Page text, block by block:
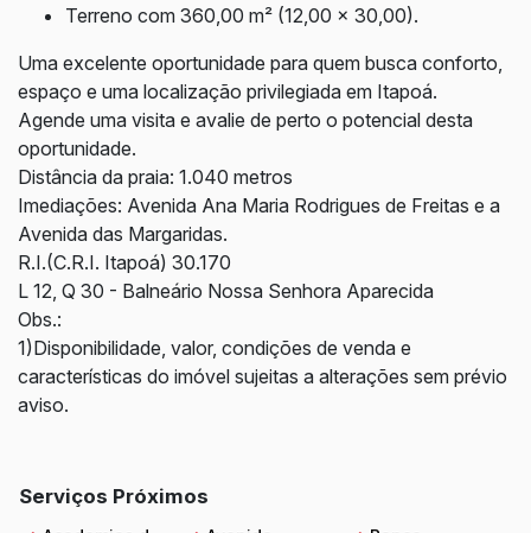
Terreno com 360,00 m² (12,00 x 30,00).
Uma excelente oportunidade para quem busca conforto,
espaço e uma localização privilegiada em Itapoá.
Agende uma visita e avalie de perto o potencial desta
oportunidade.
Distância da praia: 1.040 metros
Imediações: Avenida Ana Maria Rodrigues de Freitas e a
Avenida das Margaridas.
R.I.(C.R.I. Itapoá) 30.170
L 12, Q 30 - Balneário Nossa Senhora Aparecida
Obs.:
1)Disponibilidade, valor, condições de venda e
características do imóvel sujeitas a alterações sem prévio
aviso.
Serviços Próximos